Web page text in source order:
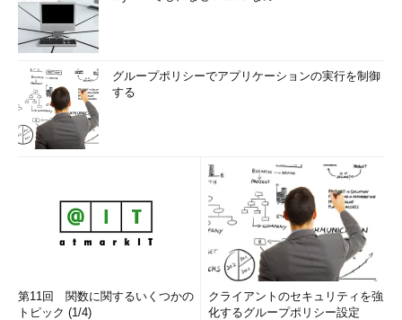
グループポリシーでアプリケーションの実行を制御
する
第11回 関数に関するいくつかの
トピック (1/4)
クライアントのセキュリティを強
化するグループポリシー設定